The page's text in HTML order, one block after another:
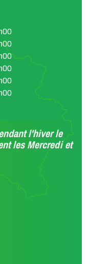
l'hiver le
les Mercredi et